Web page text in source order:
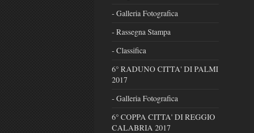
- Galleria Fotografica
- Rassegna Stampa
- Classifica
6° RADUNO CITTA' DI PALMI
2017
- Galleria Fotografica
6° COPPA CITTA' DI REGGIO
CALABRIA 2017